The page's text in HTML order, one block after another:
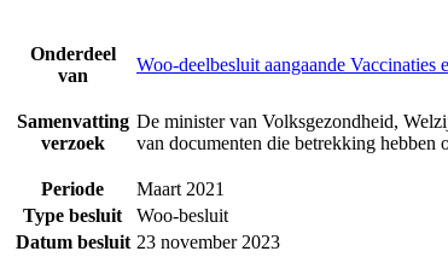
Onderdeel
van
Woo-deelbesluit aangaande Vaccinaties
Samenvatting
verzoek
De minister van Volksgezondheid,
van documenten die betrekking hebben
Periode
Maart 2021
Type besluit
Woo-besluit
Datum besluit 23 november 2023